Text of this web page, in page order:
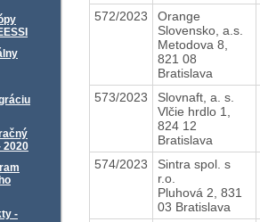
2020
-
572/2023
Orange
Slovensko, a.s.
Metodova 8,
821 08
Bratislava
573/2023
Slovnaft, a. s.
Vlčie hrdlo 1,
824 12
Bratislava
574/2023
Sintra spol. s
r.o.
Pluhová 2, 831
03 Bratislava